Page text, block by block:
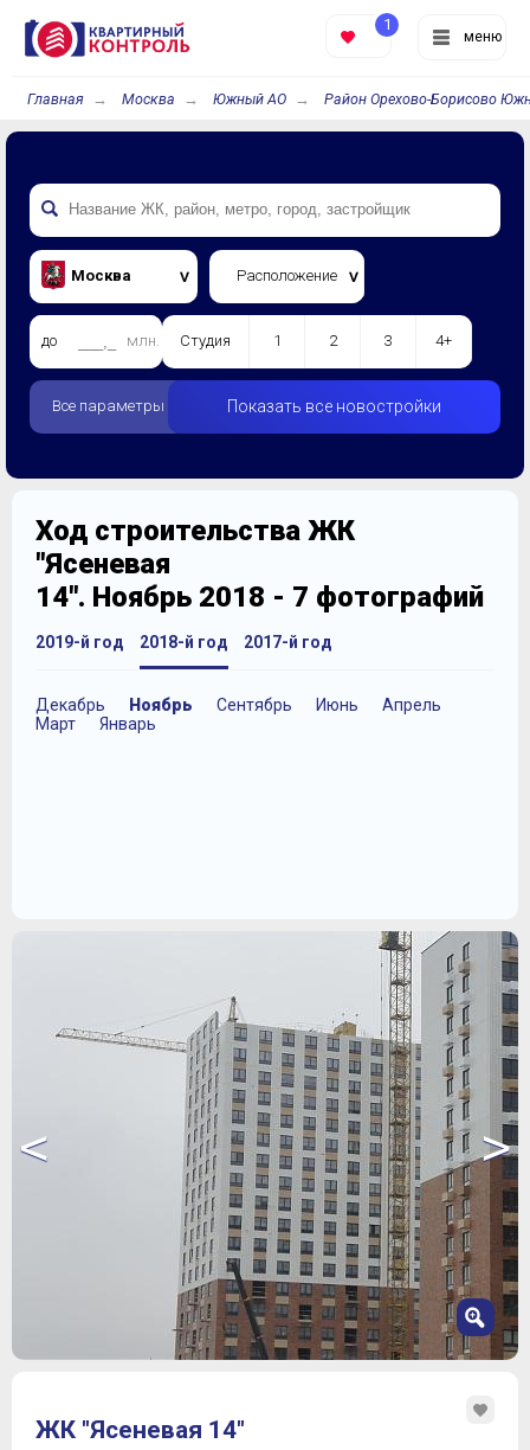
меню
1
Главная Москва Южный АО Район Орехово-Борисово
Москва Расположение
до млн. Студия 1 2 3 4+
Все параметры Показать все новостройки
Ход строительства ЖК
"Ясеневая
14". Ноябрь 2018 - 7 фотографий
2019-й год 2018-й год
Декабрь Ноябрь Сентябрь Июнь
Апрель
Март
Январь
2017-й год
< >
3
ЖК "Ясеневая 14"